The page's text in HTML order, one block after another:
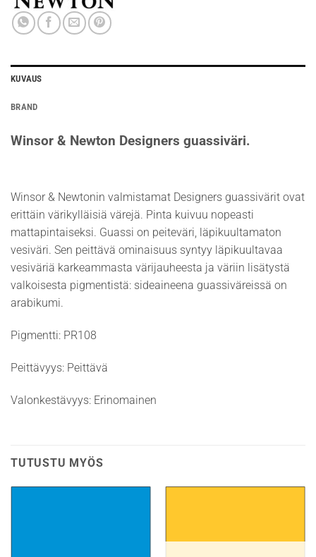
KUVAUS
BRAND
Winsor & Newton Designers guassiväri.
Winsor & Newtonin valmistamat Designers guassivärit ovat
erittäin värikylläisiä värejä. Pinta kuivuu nopeasti
mattapintaiseksi. Guassi on peiteväri, läpikuultamaton
vesiväri. Sen peittävä ominaisuus syntyy läpikuultavaa
vesiväriä karkeammasta värijauheesta ja väriin lisätystä
valkoisesta pigmentistä: sideaineena guassiväreissä on
arabikumi.
Pigmentti: PR108
Peittävyys: Peittävä
Valonkestävyys: Erinomainen
TUTUSTU MYÖS